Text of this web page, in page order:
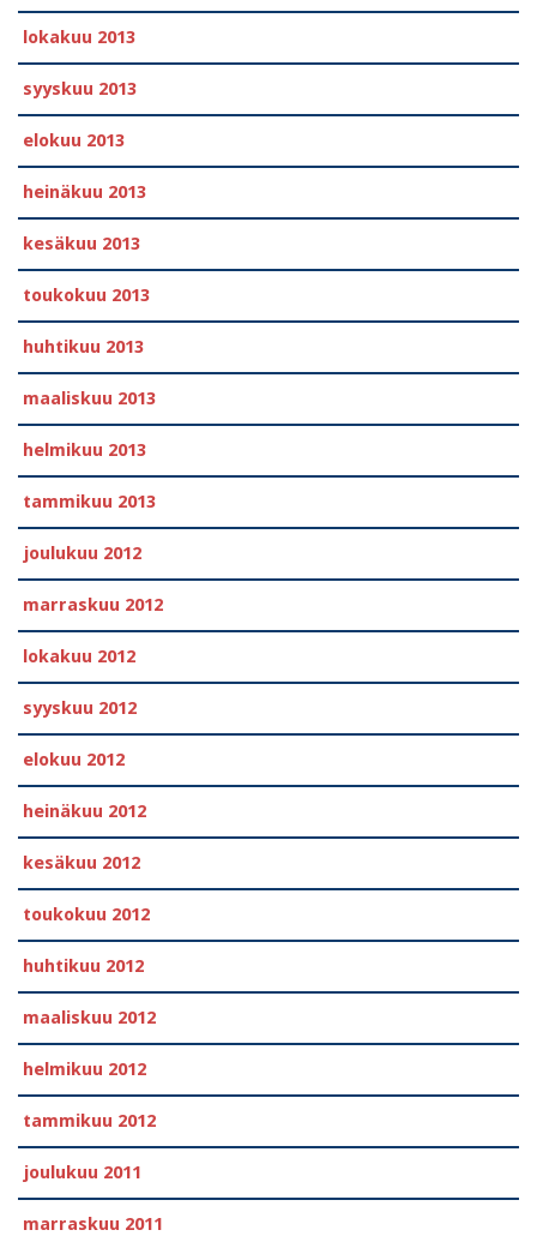
lokakuu 2013
syyskuu 2013
elokuu 2013
heinäkuu 2013
kesäkuu 2013
toukokuu 2013
huhtikuu 2013
maaliskuu 2013
helmikuu 2013
tammikuu 2013
joulukuu 2012
marraskuu 2012
lokakuu 2012
syyskuu 2012
elokuu 2012
heinäkuu 2012
kesäkuu 2012
toukokuu 2012
huhtikuu 2012
maaliskuu 2012
helmikuu 2012
tammikuu 2012
joulukuu 2011
marraskuu 2011